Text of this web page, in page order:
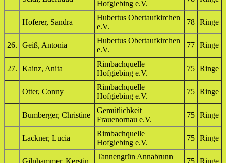
Hofgiebing e.V.
Hoferer, Sandra
Hubertus Obertaufkirchen
e.V.
78 Ringe
26. Geiß, Antonia
Hubertus Obertaufkirchen
e.V.
77 Ringe
27. Kainz, Anita
Rimbachquelle
Hofgiebing e.V.
75 Ringe
Otter, Conny
Rimbachquelle
Hofgiebing e.V.
75 Ringe
Bumberger, Christine
Gemütlichkeit
Frauenornau e.V.
75 Ringe
Lackner, Lucia
Rimbachquelle
Hofgiebing e.V.
75 Ringe
Gilnhammer, Kerstin
Tannengrün Annabrunn
75 Ringe